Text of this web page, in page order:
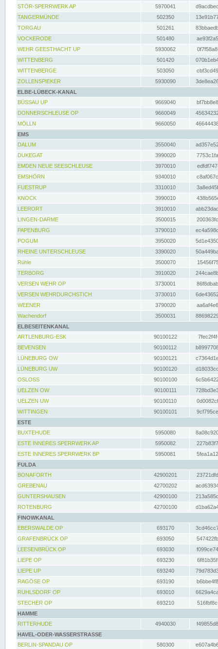
STÖR-SPERRWERK AP 5970041
TANGERMÜNDE
502350
TORGAU
501261
VOCKERODE
501480
WEHR GEESTHACHT UP
5930062
WITTENBERG
501420
WITTENBERGE
503050
ZOLLENSPIEKER
5930090
ELBE-LÜBECK-KANAL
BÜSSAU UP
9669040
DONNERSCHLEUSE OP
9660049
MÖLLN
9660050
EMS
DALUM
3550040
DUKEGAT
3990020
EMDEN NEUE SEESCHLEUSE
3970010
EMSHÖRN
9340010
FUESTRUP
3310010
KNOCK
3990010
LEERORT
3910010
LINGEN-DARME
3500015
PAPENBURG
3790010
POGUM
3950020
RHEINE UNTERSCHLEUSE
3390020
Rühle
3500070
TERBORG
3910020
VERSEN WEHR OP
3730001
VERSEN WEHRDURCHSTICH
3730010
WEENER
3790020
Wachendorf
3500031
ELBESEITENKANAL
ARTLENBURG-ESK
90100122
BEVENSEN
90100112
LÜNEBURG OW
90100121
LÜNEBURG UW
90100120
OSLOSS
90100100
UELZEN OW
90100111
UELZEN UW
90100110
WITTINGEN
90100101
ESTE
BUXTEHUDE
5950080
ESTE INNERES SPERRWERK AP
5950082
ESTE INNERES SPERRWERK BP
5950081
FULDA
BONAFORTH
42900201
GREBENAU
42700202
GUNTERSHAUSEN
42900100
ROTENBURG
42700100
FINOWKANAL
EBERSWALDE OP
693170
GRAFENBRÜCK OP
693050
LEESENBRÜCK OP
693030
LIEPE OP
693230
LIEPE UP
693240
RAGÖSE OP
693190
RUHLSDORF OP
693010
STECHER OP
693210
HAMME
RITTERHUDE
4940030
HAVEL-ODER-WASSERSTRASSE
BERLIN-SPANDAU OP
580300